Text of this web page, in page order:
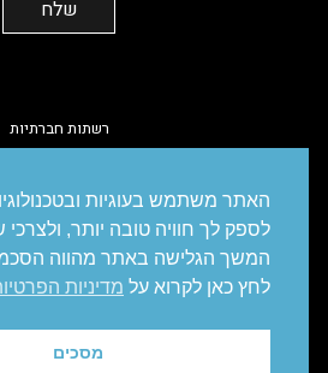
רשתות חברתיות
עיצוב עיצוב אריזות פרסום
האתר משתמש בעוגיות
לספק לך חוויה טובה יותר, ולצרכי
המשך הגלישה באתר מהווה
לחץ כאן לקרוא על מדיניות
מסכים